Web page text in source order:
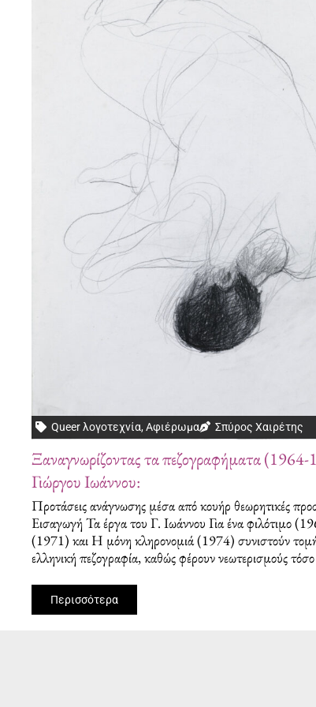
Queer λογοτεχνία, Αφιέρωμα Σπύρος Χαιρέτης
Ξαναγνωρίζοντας τα πεζογραφήματα
Γιώργου Ιωάννου:
Προτάσεις ανάγνωσης μέσα από κουήρ θεωρητικές
Εισαγωγή Τα έργα του Γ. Ιωάννου Για ένα φιλότιμο
(1971) και Η μόνη κληρονομιά (1974) συνιστούν
ελληνική πεζογραφία, καθώς φέρουν νεωτερισμούς τόσο
Περισσότερα